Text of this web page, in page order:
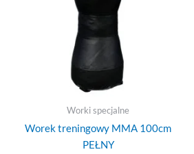
Worki specjalne
Worek treningowy MMA 100cm
PEŁNY